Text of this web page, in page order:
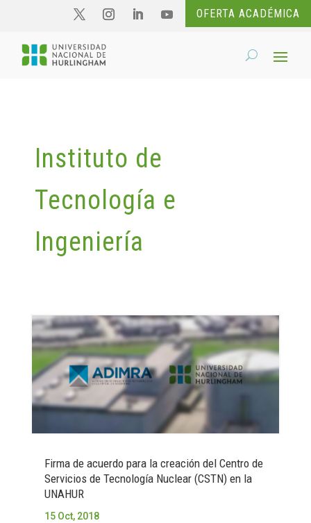
OFERTA ACADÉMICA
Instituto de
Tecnología e
Ingeniería
Firma de acuerdo para la creación del Centro de
Servicios de Tecnología Nuclear (CSTN) en la
UNAHUR
15 Oct, 2018